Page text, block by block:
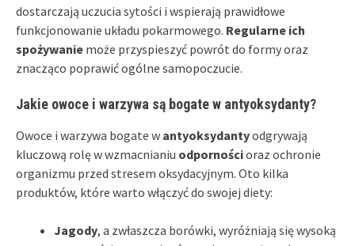
dostarczają uczucia sytości i wspierają prawidłowe
funkcjonowanie układu pokarmowego. Regularne ich
spożywanie może przyspieszyć powrót do formy oraz
znacząco poprawić ogólne samopoczucie.
Jakie owoce i warzywa są bogate w antyoksydanty?
Owoce i warzywa bogate w antyoksydantyodgrywają
kluczową rolę w wzmacnianiu odpornościoraz ochronie
organizmu przed stresem oksydacyjnym. Oto kilka
produktów, które warto włączyć do swojej diety:
Jagody, a zwłaszcza borówki, wyróżniają się wysoką